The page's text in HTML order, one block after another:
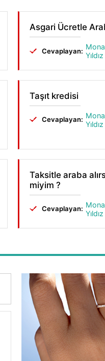
Asgari Ücretle
Cevaplayan:
Yıldız
Taşıt kredisi
Cevaplayan:
Yıldız
Taksitle araba
miyim ?
Cevaplayan:
Yıldız